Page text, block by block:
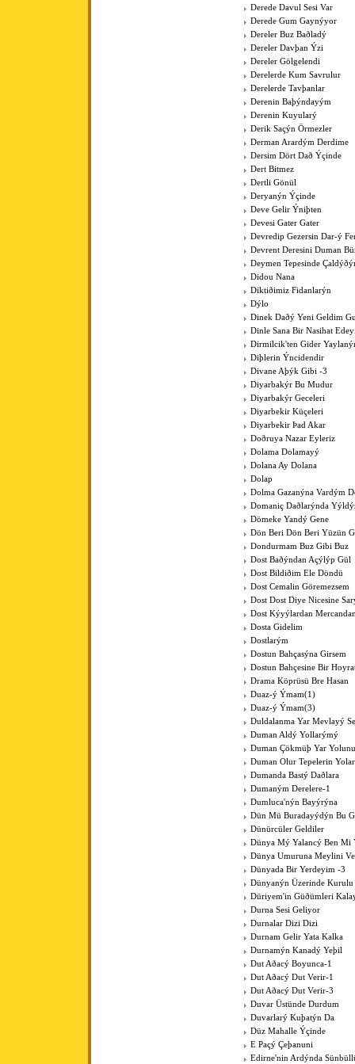
Derede Davul Sesi Var
Derede Gum Gaynýyor
Dereler Buz Baðladý
Dereler Davþan Ýzi
Dereler Gölgelendi
Derelerde Kum Savrulur
Derelerde Tavþanlar
Derenin Baþýndayým
Derenin Kuyularý
Derik Saçýn Örmezler
Derman Arardým Derdime
Dersim Dört Dað Ýçinde
Dert Bitmez
Dertli Gönül
Deryanýn Ýçinde
Deve Gelir Ýniþten
Devesi Gater Gater
Devredip Gezersin Dar-ý
Devrent Deresini Duman
Deymen Tepesinde
Didou Nana
Diktiðimiz Fidanlarýn
Dýlo
Dinek Daðý Yeni Geldim
Dinle Sana Bir Nasihat
Dirmilcik'ten Gider
Diþlerin Ýncidendir
Divane Aþýk Gibi -3
Diyarbakýr Bu Mudur
Diyarbakýr Geceleri
Diyarbekir Küçeleri
Diyarbekir Þad Akar
Doðruya Nazar Eyleriz
Dolama Dolamayý
Dolana Ay Dolana
Dolap
Dolma Gazanýna Vardým
Domaniç Daðlarýnda
Dömeke Yandý Gene
Dön Beri Dön Beri Yüzün
Dondurmam Buz Gibi Buz
Dost Baðýndan Açýlýp Gül
Dost Bildiðim Ele Döndü
Dost Cemalin Göremezsem
Dost Dost Diye Nicesine
Dost Kýyýlardan
Dosta Gidelim
Dostlarým
Dostun Bahçasýna Girsem
Dostun Bahçesine Bir
Drama Köprüsü Bre Hasan
Duaz-ý Ýmam(1)
Duaz-ý Ýmam(3)
Duldalanma Yar Mevlayý
Duman Aldý Yollarýmý
Duman Çökmüþ Yar
Duman Olur Tepelerin
Dumanda Bastý Daðlara
Dumaným Derelere-1
Dumluca'nýn Bayýrýna
Dün Mü Buradayýdýn Bu
Dünürcüler Geldiler
Dünya Mý Yalancý Ben Mi
Dünya Umuruna Meylini
Dünyada Bir Yerdeyim -3
Dünyanýn Üzerinde
Düriyem'in Güðümleri
Durna Sesi Geliyor
Durnalar Dizi Dizi
Durnam Gelir Yata Kalka
Durnamýn Kanadý Yeþil
Dut Aðacý Boyunca-1
Dut Aðacý Dut Verir-1
Dut Aðacý Dut Verir-3
Duvar Üstünde Durdum
Duvarlarý Kuþatýn Da
Düz Mahalle Ýçinde
E Paçý Çeþanuni
Edirne'nin Ardýnda